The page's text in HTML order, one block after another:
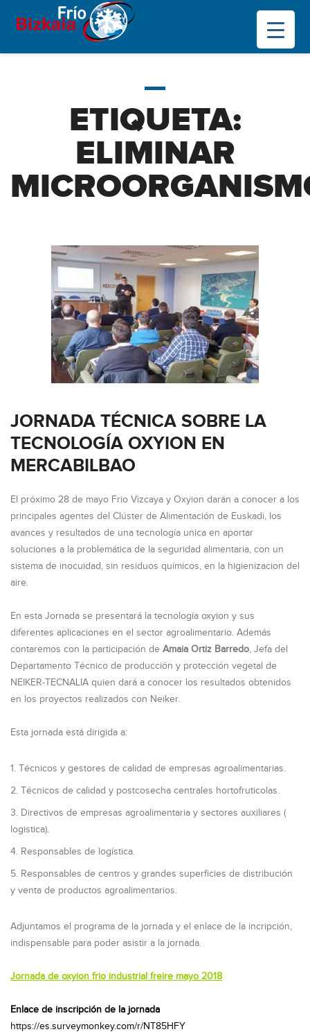
ETIQUETA:
ELIMINAR
JORNADA TÉCNICA SOBRE LA
TECNOLOGÍA OXYION EN
MERCABILBAO
El próximo 28 de mayo Frio Vizcaya y Oxyion darán a conocer a los
principales agentes del Clúster de Alimentación de Euskadi, los
avances y resultados de una tecnología unica en aportar
soluciones a la problemática de la seguridad alimentaria, con un
sistema de inocuidad, sin residuos químicos, en la higienizacion del
aire.
En esta Jornada se presentará la tecnología oxyion y sus
diferentes aplicaciones en el sector agroalimentario. Además
contaremos con la participación de Amaia Ortiz Barredo, Jefa del
Departamento Técnico de producción y protección vegetal de
NEIKER-TECNALIA quien dará a conocer los resultados obtenidos
en los proyectos realizados con Neiker.
Esta jornada está dirigida a:
Técnicos y gestores de calidad de empresas agroalimentarias.
Técnicos de calidad y postcosecha centrales hortofruticolas.
Directivos de empresas agroalimentaria y sectores auxiliares (
logistica).
Responsables de logística.
Responsables de centros y grandes superficies de distribución
y venta de productos agroalimentarios.
Adjuntamos el programa de la jornada y el enlace de la incripción,
indispensable para poder asistir a la jornada.
Jornada de oxyion frio industrial freire mayo 2018
Enlace de inscripción de la jornada
https://es.surveymonkey.com/r/NT85HFY